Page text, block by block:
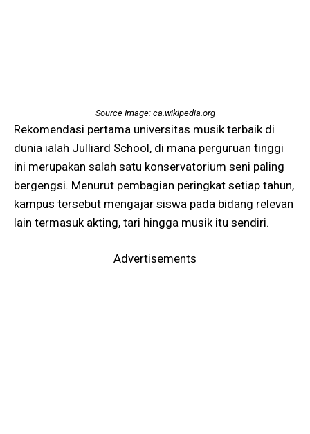
Source Image: ca.wikipedia.org
Rekomendasi pertama universitas musik terbaik di
dunia ialah Julliard School, di mana perguruan tinggi
ini merupakan salah satu konservatorium seni paling
bergengsi. Menurut pembagian peringkat setiap tahun,
kampus tersebut mengajar siswa pada bidang relevan
lain termasuk akting, tari hingga musik itu sendiri.
Advertisements